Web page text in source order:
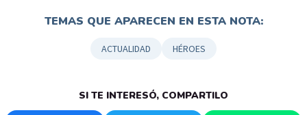
TEMAS QUE APARECEN EN ESTA NOTA:
ACTUALIDAD HÉROES
SI TE INTERESÓ, COMPARTILO